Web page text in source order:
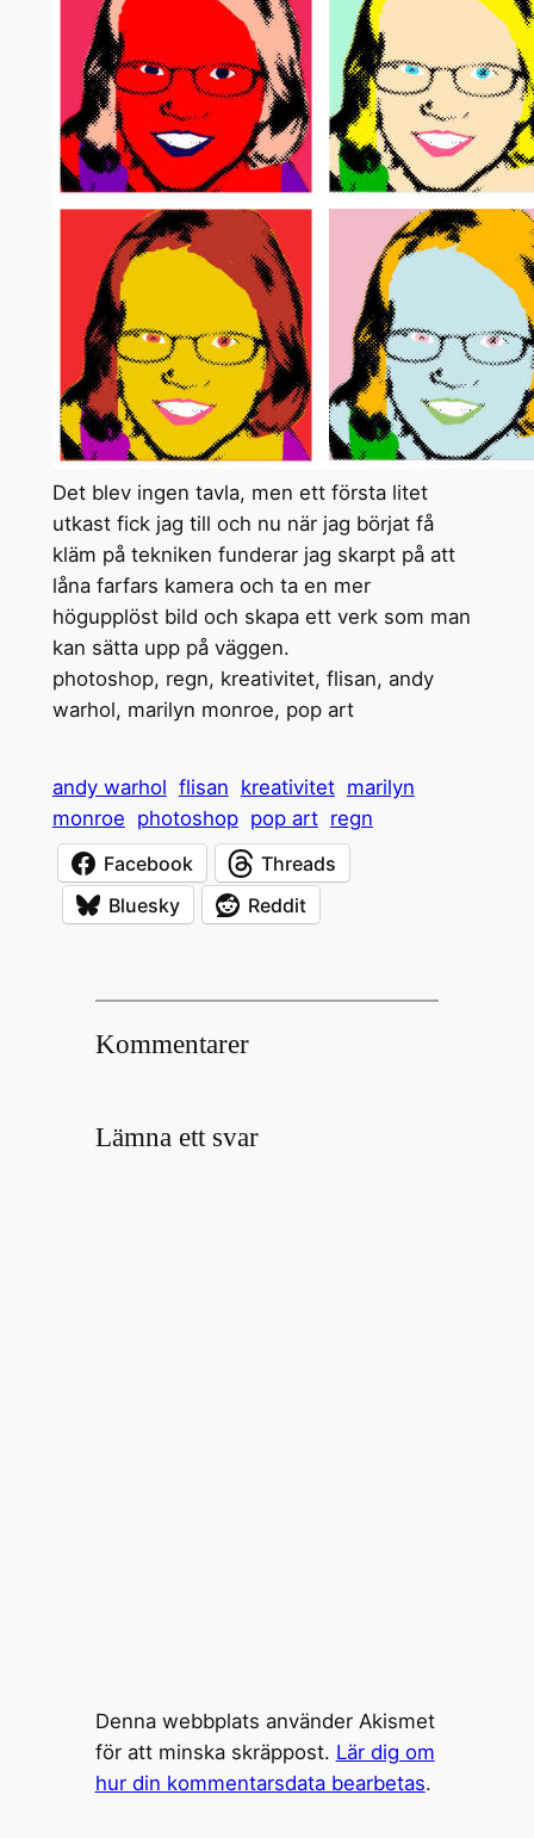
Det blev ingen tavla, men ett första litet
utkast fick jag till och nu när jag börjat få
kläm på tekniken funderar jag skarpt på att
låna farfars kamera och ta en mer
högupplöst bild och skapa ett verk som man
kan sätta upp på väggen.
photoshop, regn, kreativitet, flisan, andy
warhol, marilyn monroe, pop art
andy warhol flisan kreativitet marilyn
monroe photoshop pop art regn
Facebook
Threads
Bluesky
Reddit
Kommentarer
Lämna ett svar
Denna webbplats använder Akismet
för att minska skräppost. Lär dig om
hur din kommentarsdata bearbetas.